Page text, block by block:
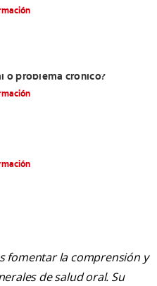
o problema crónico?
fomentar la comprensión y
de salud oral. Su